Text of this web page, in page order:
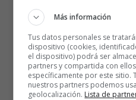
Más información
Tus datos personales se
dispositivo (cookies,
el dispositivo) podrá ser
partners y compartida con
específicamente por este sitio.
nuestros partners podemos
geolocalización. Lista de